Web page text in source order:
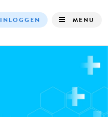
navigation
INLOGGEN MENU